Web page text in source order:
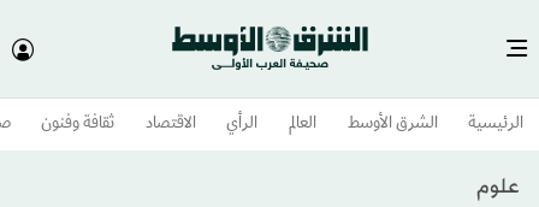
الرئيسية الشرق الأوسط​ العالم الرأي الاقتصاد ثقافة وفنون
علوم